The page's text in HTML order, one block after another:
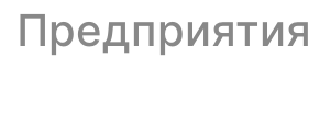
Предприятия